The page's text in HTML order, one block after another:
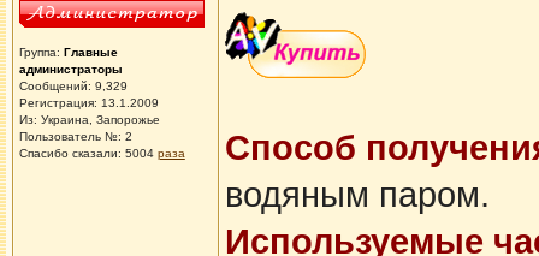
Группа: Главные
администраторы
Сообщений: 9,329
Регистрация: 13.1.2009
Из: Украина, Запорожье
Пользователь №: 2
Спасибо сказали: 5004 раза
Способ
водяным паром.
Используемые